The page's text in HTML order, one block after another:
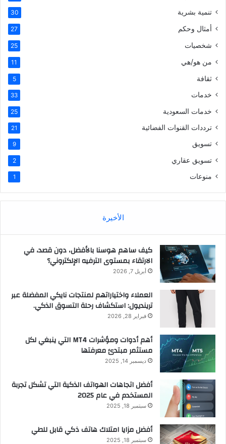
تنمية بشرية 30
أمثال وحكم 27
شخصيات 25
من هو/هي 11
ثقافة 5
خدمات 33
خدمات السعودية 25
ترددات القنوات الفضائية 21
تسويق 9
تسويق عقاري 2
منوعات 1
الأخيرة
كيف ساهم هوسنا بالأفضل، دون قصد، في
الارتقاء بمستوى الترفيه الإلكتروني؟
أبريل 7, 2026
العملاء واختياراتهم لمنتجات نايكي المفضلة عبر
ترينديول: استكشاف رحلة التسوق الذكي.
فبراير 28, 2026
أهم أدوات ومؤشرات MT4 التي ينبغي لكل
مستثمر مبتدئ معرفتها
ديسمبر 14, 2025
أفضل اتجاهات الهواتف الذكية التي تشكل تجربة
المستخدم في عام 2025
سبتمبر 18, 2025
أفضل مزايا امتلاك هاتف ذكي قابل للطي
سبتمبر 18, 2025